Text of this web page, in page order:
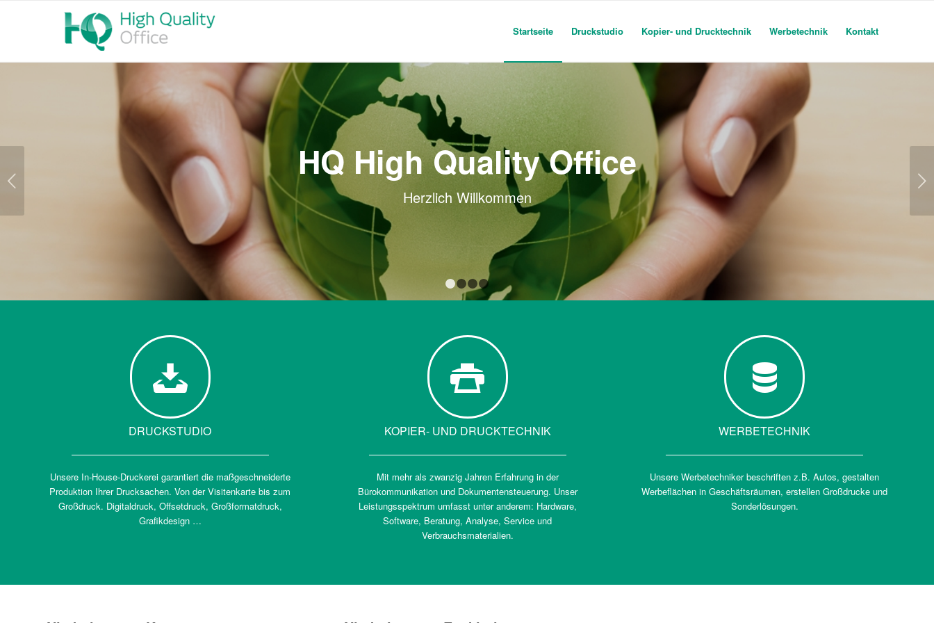
Startseite Druckstudio Kopier- und Drucktechnik Werbetechnik Kontakt
HQ High Quality Office
Herzlich Willkommen
4
DRUCKSTUDIO
Unsere In-House-Druckerei garantiert die maßgeschneiderte
Produktion Ihrer Drucksachen. Von der Visitenkarte bis zum
Großdruck. Digitaldruck, Offsetdruck, Großformatdruck,
Grafikdesign …
KOPIER- UND DRUCKTECHNIK
Mit mehr als zwanzig Jahren Erfahrung in der
Bürokommunikation und Dokumentensteuerung. Unser
Leistungsspektrum umfasst unter anderem: Hardware,
Software, Beratung, Analyse, Service und
Verbrauchsmaterialien.
WERBETECHNIK
Unsere Werbetechniker beschriften z.B. Autos, gestalten
Werbeflächen in Geschäftsräumen, erstellen Großdrucke und
Sonderlösungen.